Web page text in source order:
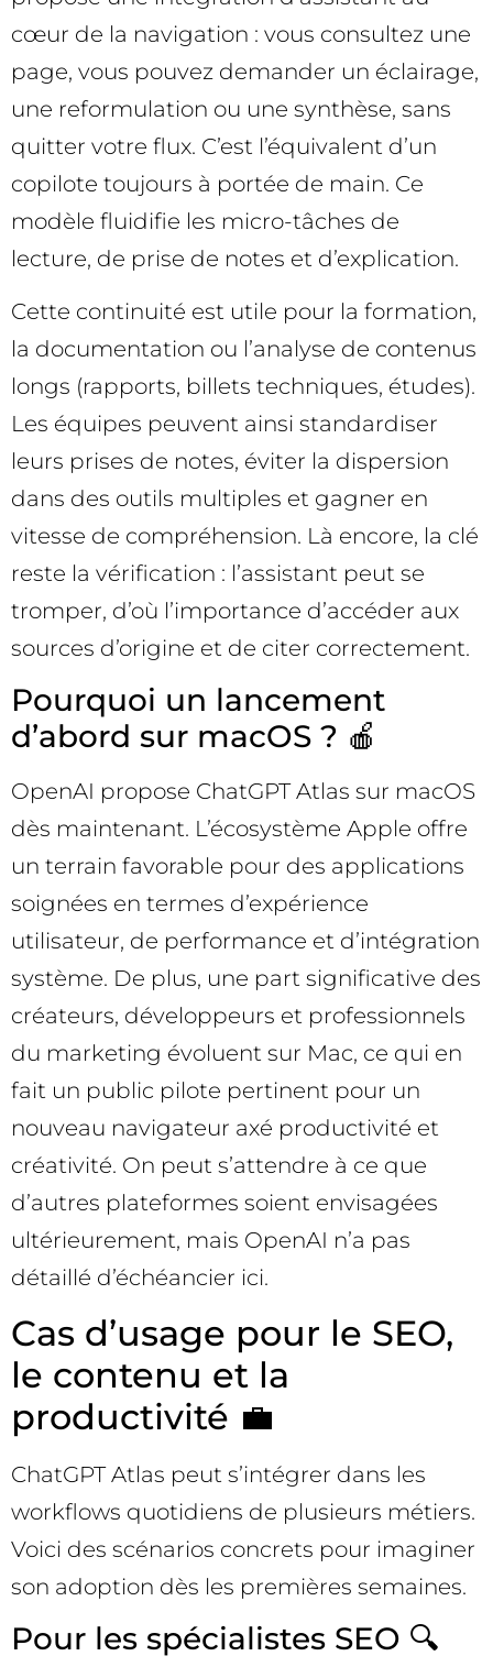
cœur de la navigation : vous consultez une
page, vous pouvez demander un éclairage,
une reformulation ou une synthèse, sans
quitter votre flux. C’est l’équivalent d’un
copilote toujours à portée de main. Ce
modèle fluidifie les micro-tâches de
lecture, de prise de notes et d’explication.
Cette continuité est utile pour la formation,
la documentation ou l’analyse de contenus
longs (rapports, billets techniques, études).
Les équipes peuvent ainsi standardiser
leurs prises de notes, éviter la dispersion
dans des outils multiples et gagner en
vitesse de compréhension. Là encore, la clé
reste la vérification : l’assistant peut se
tromper, d’où l’importance d’accéder aux
sources d’origine et de citer correctement.
Pourquoi un lancement
d’abord sur macOS ? 🍎
OpenAI propose ChatGPT Atlas sur macOS
dès maintenant. L’écosystème Apple offre
un terrain favorable pour des applications
soignées en termes d’expérience
utilisateur, de performance et d’intégration
système. De plus, une part significative des
créateurs, développeurs et professionnels
du marketing évoluent sur Mac, ce qui en
fait un public pilote pertinent pour un
nouveau navigateur axé productivité et
créativité. On peut s’attendre à ce que
d’autres plateformes soient envisagées
ultérieurement, mais OpenAI n’a pas
détaillé d’échéancier ici.
Cas d’usage pour le SEO,
le contenu et la
productivité 💼
ChatGPT Atlas peut s’intégrer dans les
workflows quotidiens de plusieurs métiers.
Voici des scénarios concrets pour imaginer
son adoption dès les premières semaines.
Pour les spécialistes SEO 🔍